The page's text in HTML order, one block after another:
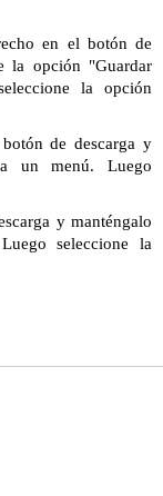
en el botón de
la opción "Guardar
la opción
de descarga y
un menú. Luego
y manténgalo
seleccione la